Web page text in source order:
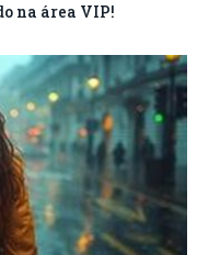
na área VIP!